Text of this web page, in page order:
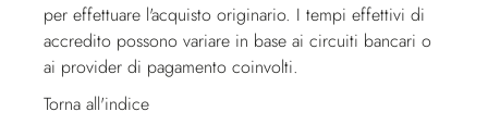
per effettuare l'acquisto originario. I tempi effettivi di
accredito possono variare in base ai circuiti bancari o
ai provider di pagamento coinvolti.
Torna all'indice